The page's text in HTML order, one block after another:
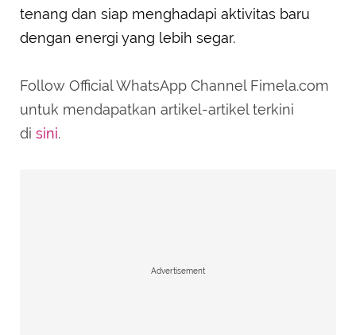
tenang dan siap menghadapi aktivitas baru
dengan energi yang lebih segar.
Follow Official WhatsApp Channel Fimela.com
untuk mendapatkan artikel-artikel terkini
di sini.
Advertisement